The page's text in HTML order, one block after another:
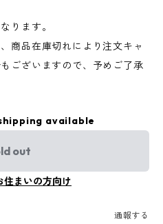
ります。
商品在庫切れにより注文キャ
ございますので、予めご了承
available
out
住まいの方向け
通報する